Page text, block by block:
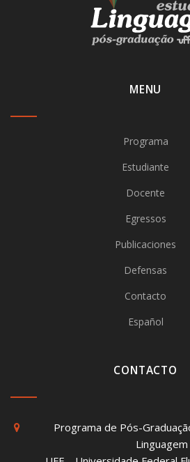
MENU
Programa
Estudiante
Docente
Egressos
Publicaciones
Defensas
Contacto
Español
CONTACTO
Programa de Pós-
Linguagem